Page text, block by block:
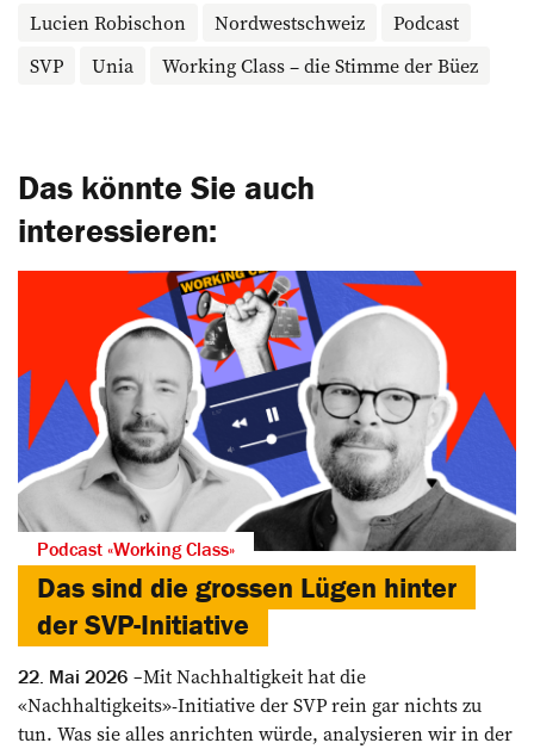
Lucien Robischon Nordwestschweiz
Podcast
SVP
Unia Working Class – die Stimme der Büez
Das könnte Sie auch
interessieren:
Podcast «Working Class»
Das sind die grossen Lügen hinter
der SVP-Initiative
22. Mai 2026
Mit Nachhaltigkeit hat die
«Nachhaltigkeits»-Initiative der SVP rein gar nichts zu
tun. Was sie alles anrichten würde, analysieren wir in der